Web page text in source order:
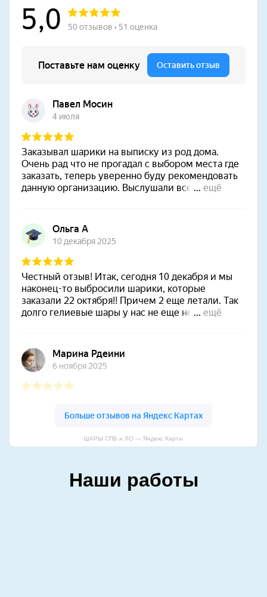
ШАРЫ СПБ и ЛО — Яндекс Карты
Наши работы